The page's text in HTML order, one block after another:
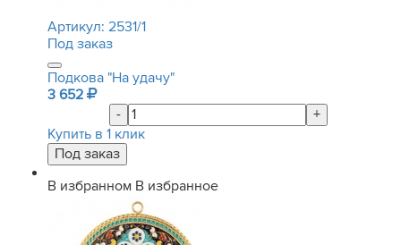
Артикул: 2531/1
Под заказ
Подкова "На удачу"
3 652
-
+
Купить в 1 клик
В избранном В избранное